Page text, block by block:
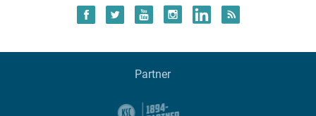
Partner